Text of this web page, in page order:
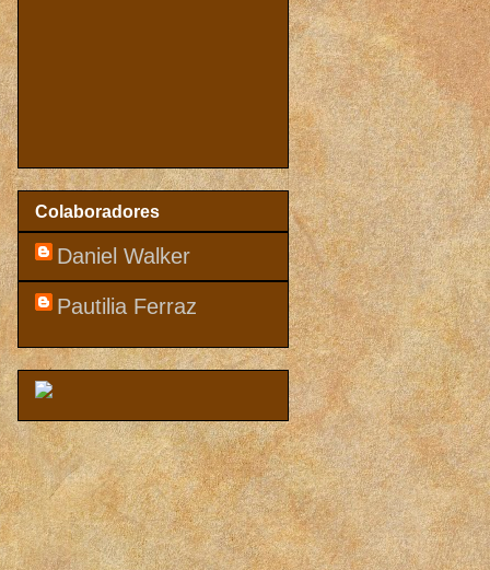
Colaboradores
Daniel Walker
Pautilia Ferraz